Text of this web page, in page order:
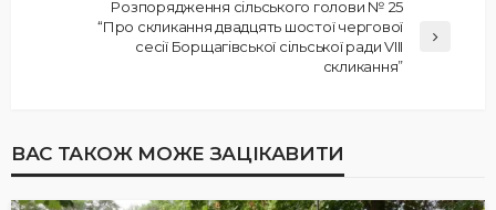
Розпорядження сільського голови № 25
“Про скликання двадцять шостої чергової
сесії Борщагівської сільської ради VIII
скликання”
ВАС ТАКОЖ МОЖЕ ЗАЦІКАВИТИ